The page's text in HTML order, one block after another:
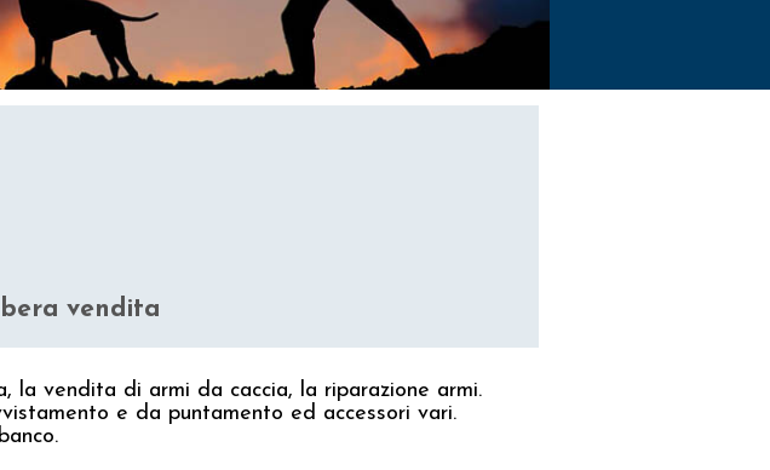
vendita
la vendita di armi da caccia, la riparazione armi.
e da puntamento ed accessori vari.